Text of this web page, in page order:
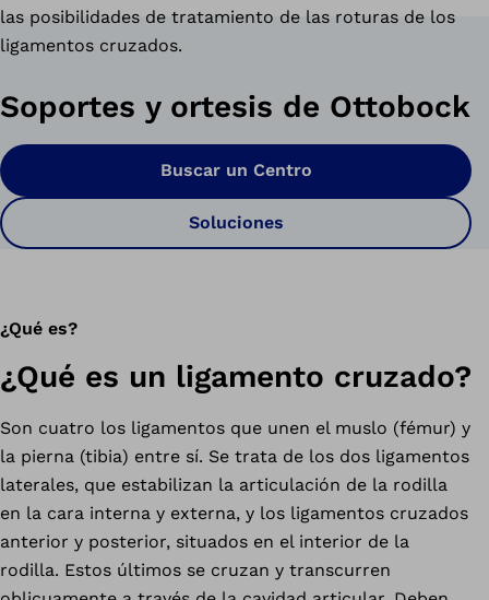
las posibilidades de tratamiento de las roturas de los
ligamentos cruzados.
Soportes y ortesis de Ottobock
Buscar un Centro
Soluciones
¿Qué es?
¿Qué es un ligamento cruzado?
Son cuatro los ligamentos que unen el muslo (fémur) y
la pierna (tibia) entre sí. Se trata de los dos ligamentos
laterales, que estabilizan la articulación de la rodilla
en la cara interna y externa, y los ligamentos cruzados
anterior y posterior, situados en el interior de la
rodilla. Estos últimos se cruzan y transcurren